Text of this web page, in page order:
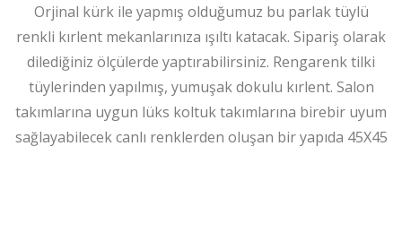
Orjinal kürk ile yapmış olduğumuz bu parlak tüylü
renkli kırlent mekanlarınıza ışıltı katacak. Sipariş olarak
dilediğiniz ölçülerde yaptırabilirsiniz. Rengarenk tilki
tüylerinden yapılmış, yumuşak dokulu kırlent. Salon
takımlarına uygun lüks koltuk takımlarına birebir uyum
sağlayabilecek canlı renklerden oluşan bir yapıda 45X45